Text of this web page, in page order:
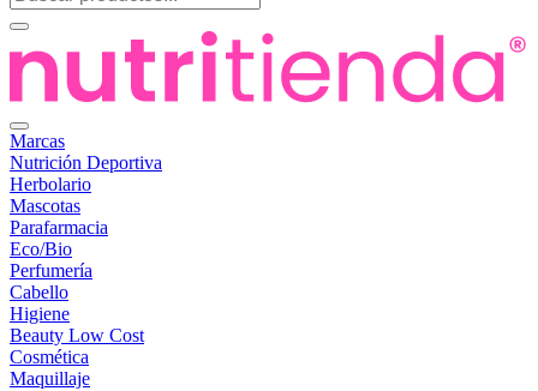
Marcas
Nutrición Deportiva
Herbolario
Mascotas
Parafarmacia
Eco/Bio
Perfumería
Cabello
Higiene
Beauty Low Cost
Cosmética
Maquillaje